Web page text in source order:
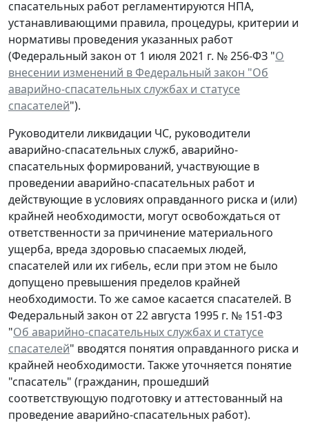
спасательных работ регламентируются НПА,
устанавливающими правила, процедуры, критерии и
нормативы проведения указанных работ
(Федеральный закон от 1 июля 2021 г. № 256-ФЗ "О
внесении изменений в Федеральный закон "Об
аварийно-спасательных службах и статусе
спасателей").
Руководители ликвидации ЧС, руководители
аварийно-спасательных служб, аварийно-
спасательных формирований, участвующие в
проведении аварийно-спасательных работ и
действующие в условиях оправданного риска и (или)
крайней необходимости, могут освобождаться от
ответственности за причинение материального
ущерба, вреда здоровью спасаемых людей,
спасателей или их гибель, если при этом не было
допущено превышения пределов крайней
необходимости. То же самое касается спасателей. В
Федеральный закон от 22 августа 1995 г. № 151-ФЗ
"Об аварийно-спасательных службах и статусе
спасателей" вводятся понятия оправданного риска и
крайней необходимости. Также уточняется понятие
"спасатель" (гражданин, прошедший
соответствующую подготовку и аттестованный на
проведение аварийно-спасательных работ).